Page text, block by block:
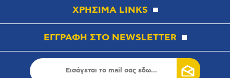
ΧΡΗΣΙΜΑ LINKS
ΕΓΓΡΑΦΗ ΣΤΟ NEWSLETTER